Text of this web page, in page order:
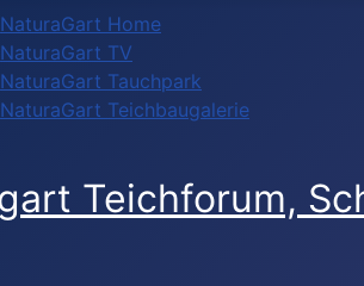
NaturaGart Home
NaturaGart TV
NaturaGart Tauchpark
NaturaGart Teichbaugalerie